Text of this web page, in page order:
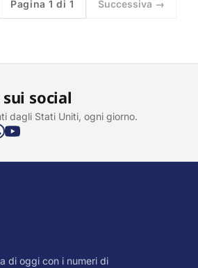
Pagina 1 di 1 Successiva →
social
dagli Stati Uniti, ogni giorno.
di oggi con i numeri di